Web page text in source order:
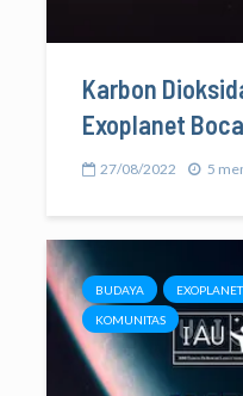
Karbon
Exoplanet
27/08/2022 5
BUDAYA EXOPLANET
KOMUNITAS